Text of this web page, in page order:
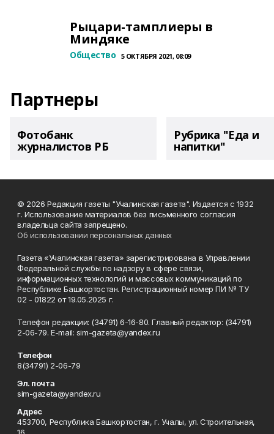
Рыцари-тамплиеры в
Миндяке
Общество 5 ОКТЯБРЯ 2021, 08:09
Партнеры
Фотобанк
журналистов РБ
Рубрика "Еда и
напитки"
© 2026 Редакция газеты "Учалинская газета". Издается с 1932
г. Использование материалов без письменного согласия
владельца сайта запрещено.
Об использовании персональных данных
Газета «Учалинская газета» зарегистрирована в Управлении
Федеральной службы по надзору в сфере связи,
информационных технологий и массовых коммуникаций по
Республике Башкортостан. Регистрационный номер ПИ № ТУ
02 - 01822 от 19.05.2025 г.
Телефон редакции: (34791) 6-16-80. Главный редактор: (34791)
2-06-79. Е-mаil: sim-gazeta@yandex.ru
Телефон
8(34791) 2-06-79
Эл. почта
sim-gazeta@yandex.ru
Адрес
453700, Республика Башкортостан, г. Учалы, ул. Строительная,